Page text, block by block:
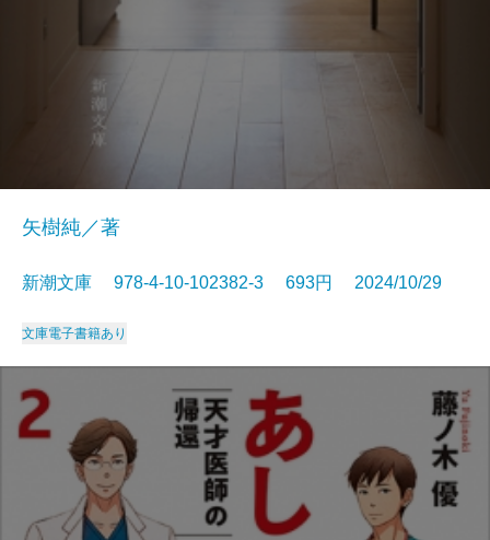
矢樹純／著
新潮文庫 978-4-10-102382-3 693円 2024/10/29
文庫電子書籍あり